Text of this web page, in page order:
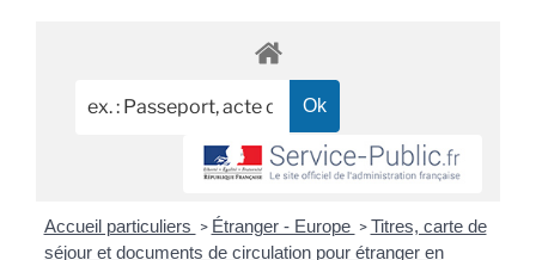
Accueil particuliers > Étranger - Europe > Titres, carte de
séjour et documents de circulation pour étranger en